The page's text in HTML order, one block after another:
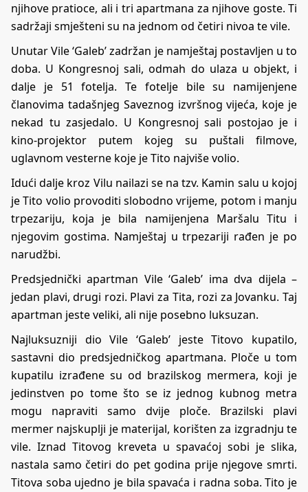
njihove pratioce, ali i tri apartmana za njihove goste. Ti
sadržaji smješteni su na jednom od četiri nivoa te vile.
Unutar Vile ‘Galeb’ zadržan je namještaj postavljen u to
doba. U Kongresnoj sali, odmah do ulaza u objekt, i
dalje je 51 fotelja. Te fotelje bile su namijenjene
članovima tadašnjeg Saveznog izvršnog vijeća, koje je
nekad tu zasjedalo. U Kongresnoj sali postojao je i
kino-projektor putem kojeg su puštali filmove,
uglavnom vesterne koje je Tito najviše volio.
Idući dalje kroz Vilu nailazi se na tzv. Kamin salu u kojoj
je Tito volio provoditi slobodno vrijeme, potom i manju
trpezariju, koja je bila namijenjena Maršalu Titu i
njegovim gostima. Namještaj u trpezariji rađen je po
narudžbi.
Predsjednički apartman Vile ‘Galeb’ ima dva dijela –
jedan plavi, drugi rozi. Plavi za Tita, rozi za Jovanku. Taj
apartman jeste veliki, ali nije posebno luksuzan.
Najluksuzniji dio Vile ‘Galeb’ jeste Titovo kupatilo,
sastavni dio predsjedničkog apartmana. Ploče u tom
kupatilu izrađene su od brazilskog mermera, koji je
jedinstven po tome što se iz jednog kubnog metra
mogu napraviti samo dvije ploče. Brazilski plavi
mermer najskuplji je materijal, korišten za izgradnju te
vile. Iznad Titovog kreveta u spavaćoj sobi je slika,
nastala samo četiri do pet godina prije njegove smrti.
Titova soba ujedno je bila spavaća i radna soba. Tito je